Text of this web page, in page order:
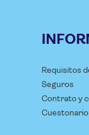
Requisitos
Seguros
Contrato y